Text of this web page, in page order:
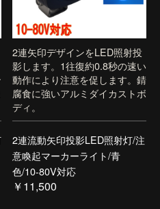
2連矢印デザインをLED照射投
影します。1往復約0.8秒の速い
動作により注意を促します。錆
腐食に強いアルミダイカストボ
ディ。
2連流動矢印投影LED照射灯/注
意喚起マーカーライト/青
色/10-80V対応
￥11,500